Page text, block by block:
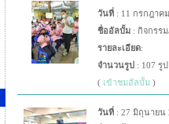
วันที่ : 11 กรกฎาค
ชื่ออัลบั้ม : กิจกรร
รายละเอียด:
จำนวนรูป : 107 รูป
( เข้าชมอัลบั้ม )
วันที่ : 27 มิถุนายน